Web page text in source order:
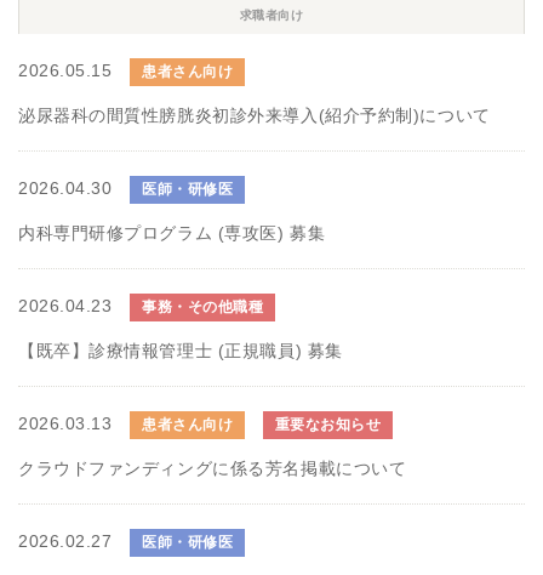
求職者向け
2026.05.15 患者さん向け
泌尿器科の間質性膀胱炎初診外来導入(紹介予約制)について
2026.04.30 医師・研修医
内科専門研修プログラム (専攻医) 募集
2026.04.23 事務・その他職種
【既卒】診療情報管理士 (正規職員) 募集
2026.03.13 患者さん向け 重要なお知らせ
クラウドファンディングに係る芳名掲載について
2026.02.27 医師・研修医